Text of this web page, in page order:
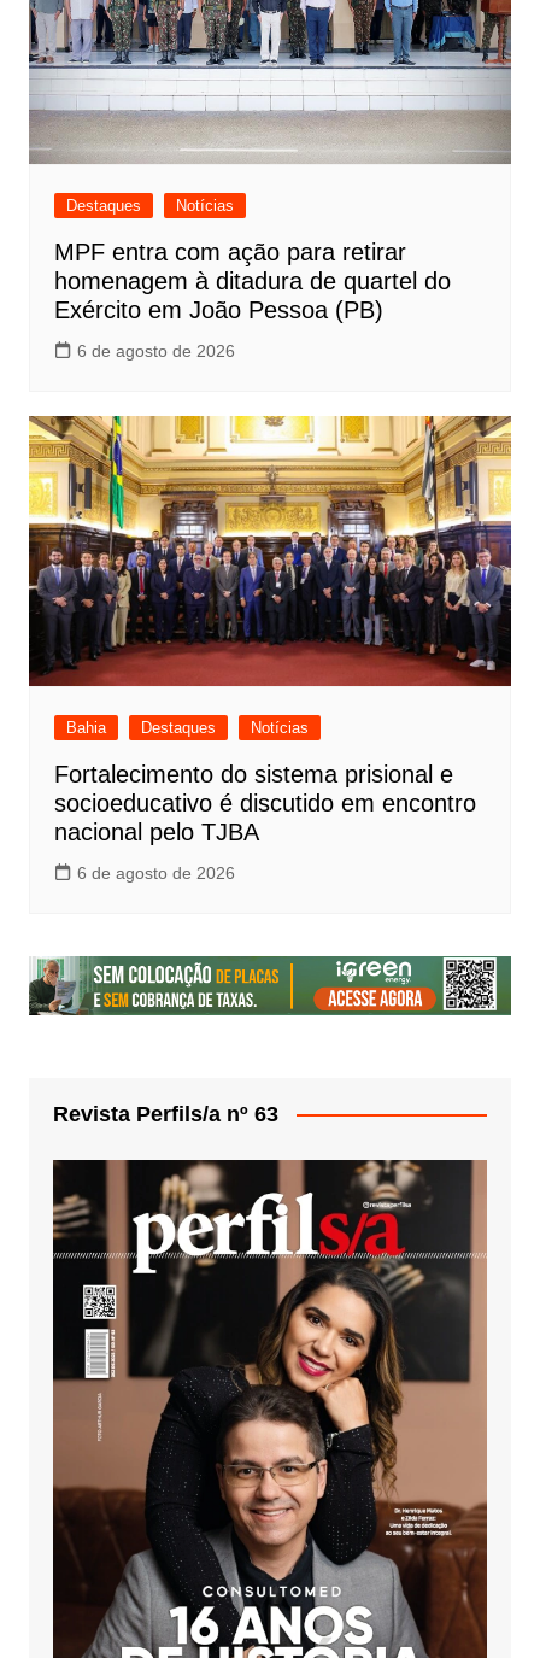
Destaques Notícias
MPF entra com ação para retirar
homenagem à ditadura de quartel do
Exército em João Pessoa (PB)
6 de agosto de 2026
Bahia Destaques Notícias
Fortalecimento do sistema prisional e
socioeducativo é discutido em encontro
nacional pelo TJBA
6 de agosto de 2026
Revista Perfils/a nº 63